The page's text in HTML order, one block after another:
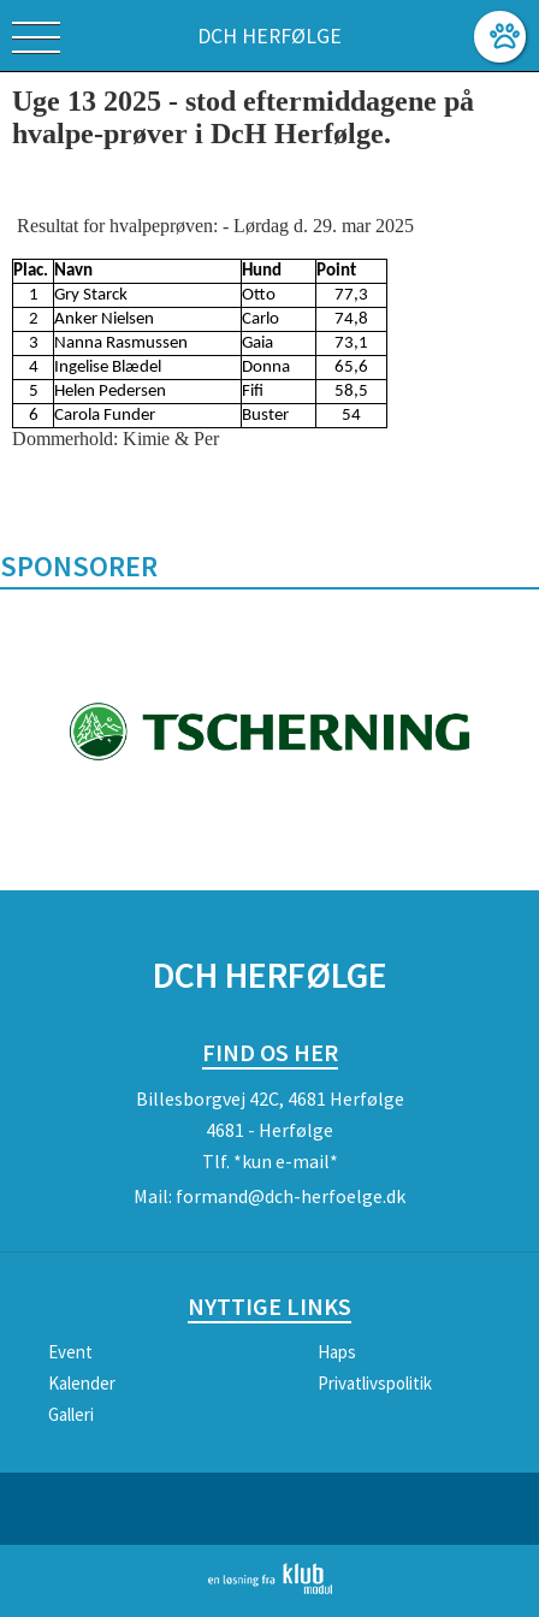
DCH HERFØLGE
Uge 13 2025 - stod eftermiddagene på
hvalpe-prøver i DcH Herfølge.
Resultat for hvalpeprøven: - Lørdag d. 29. mar 2025
Plac. Navn Hund
Point
1
Gry Starck Otto
77,3
2
Anker Nielsen Carlo
74,8
3
Nanna Rasmussen Gaia
73,1
4
Ingelise Blædel Donna
65,6
5
Helen Pedersen Fifi
58,5
6
Carola Funder Buster 54
Dommerhold: Kimie & Per
SPONSORER
DCH HERFØLGE
FIND OS HER
Billesborgvej 42C, 4681 Herfølge
4681 - Herfølge
Tlf. *kun e-mail*
Mail: formand@dch-herfoelge.dk
NYTTIGE LINKS
Event
Haps
Kalender
Privatlivspolitik
Galleri